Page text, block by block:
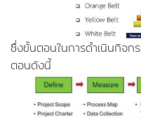
ซึ่งขั้นตอนในการดำเนินกิจ
ตอนดังนี้